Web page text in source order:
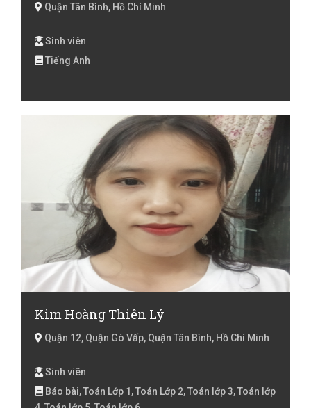
Quận Tân Bình, Hồ Chí Minh
Sinh viên
Tiếng Anh
Kim Hoàng Thiên Lý
Quận 12, Quận Gò Vấp, Quận Tân Bình, Hồ Chí Minh
Sinh viên
Báo bài, Toán Lớp 1, Toán Lớp 2, Toán lớp 3, Toán lớp